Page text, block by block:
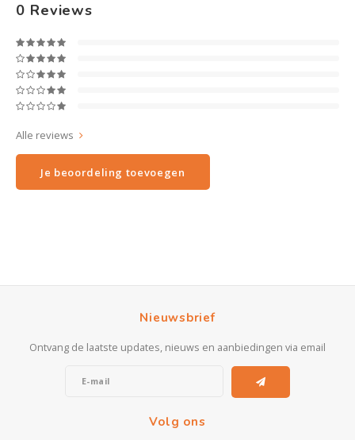
0 Reviews
Alle reviews
Je beoordeling toevoegen
Nieuwsbrief
Ontvang de laatste updates, nieuws en aanbiedingen via email
Volg ons